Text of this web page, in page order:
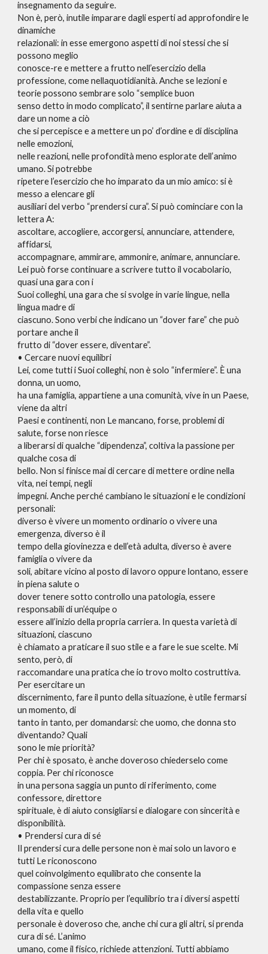
insegnamento da seguire.
Non è, però, inutile imparare dagli esperti ad approfondire le
dinamiche
relazionali: in esse emergono aspetti di noi stessi che si
possono meglio
conosce-re e mettere a frutto nell’esercizio della
professione, come nellaquotidianità. Anche se lezioni e
teorie possono sembrare solo “semplice buon
senso detto in modo complicato”, il sentirne parlare aiuta a
dare un nome a ciò
che si percepisce e a mettere un po’ d’ordine e di disciplina
nelle emozioni,
nelle reazioni, nelle profondità meno esplorate dell’animo
umano. Si potrebbe
ripetere l’esercizio che ho imparato da un mio amico: si è
messo a elencare gli
ausiliari del verbo “prendersi cura”. Si può cominciare con la
lettera A:
ascoltare, accogliere, accorgersi, annunciare, attendere,
affidarsi,
accompagnare, ammirare, ammonire, animare, annunciare.
Lei può forse continuare a scrivere tutto il vocabolario,
quasi una gara con i
Suoi colleghi, una gara che si svolge in varie lingue, nella
lingua madre di
ciascuno. Sono verbi che indicano un “dover fare” che può
portare anche il
frutto di “dover essere, diventare”.
• Cercare nuovi equilibri
Lei, come tutti i Suoi colleghi, non è solo “infermiere”. È una
donna, un uomo,
ha una famiglia, appartiene a una comunità, vive in un Paese,
viene da altri
Paesi e continenti, non Le mancano, forse, problemi di
salute, forse non riesce
a liberarsi di qualche “dipendenza”, coltiva la passione per
qualche cosa di
bello. Non si finisce mai di cercare di mettere ordine nella
vita, nei tempi, negli
impegni. Anche perché cambiano le situazioni e le condizioni
personali:
diverso è vivere un momento ordinario o vivere una
emergenza, diverso è il
tempo della giovinezza e dell’età adulta, diverso è avere
famiglia o vivere da
soli, abitare vicino al posto di lavoro oppure lontano, essere
in piena salute o
dover tenere sotto controllo una patologia, essere
responsabili di un’équipe o
essere all’inizio della propria carriera. In questa varietà di
situazioni, ciascuno
è chiamato a praticare il suo stile e a fare le sue scelte. Mi
sento, però, di
raccomandare una pratica che io trovo molto costruttiva.
Per esercitare un
discernimento, fare il punto della situazione, è utile fermarsi
un momento, di
tanto in tanto, per domandarsi: che uomo, che donna sto
diventando? Quali
sono le mie priorità?
Per chi è sposato, è anche doveroso chiederselo come
coppia. Per chi riconosce
in una persona saggia un punto di riferimento, come
confessore, direttore
spirituale, è di aiuto consigliarsi e dialogare con sincerità e
disponibilità.
• Prendersi cura di sé
Il prendersi cura delle persone non è mai solo un lavoro e
tutti Le riconoscono
quel coinvolgimento equilibrato che consente la
compassione senza essere
destabilizzante. Proprio per l’equilibrio tra i diversi aspetti
della vita e quello
personale è doveroso che, anche chi cura gli altri, si prenda
cura di sé. L’animo
umano, come il fisico, richiede attenzioni. Tutti abbiamo